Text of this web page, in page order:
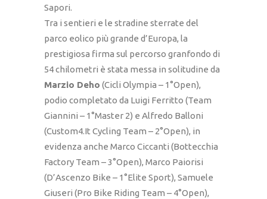
Sapori.
Tra i sentieri e le stradine sterrate del
parco eolico più grande d’Europa, la
prestigiosa firma sul percorso granfondo di
54 chilometri è stata messa in solitudine da
Marzio Deho (Cicli Olympia – 1°Open),
podio completato da Luigi Ferritto (Team
Giannini – 1°Master 2) e Alfredo Balloni
(Custom4.It Cycling Team – 2°Open), in
evidenza anche Marco Ciccanti (Bottecchia
Factory Team – 3°Open), Marco Paiorisi
(D’Ascenzo Bike – 1°Elite Sport), Samuele
Giuseri (Pro Bike Riding Team – 4°Open),